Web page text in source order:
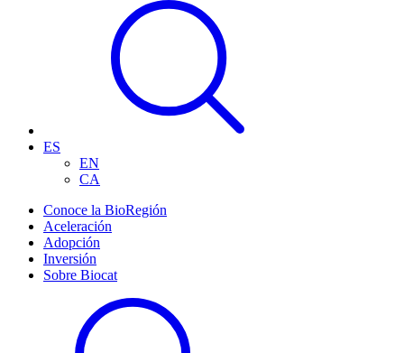
ES
EN
CA
Conoce la BioRegión
Aceleración
Adopción
Inversión
Sobre Biocat